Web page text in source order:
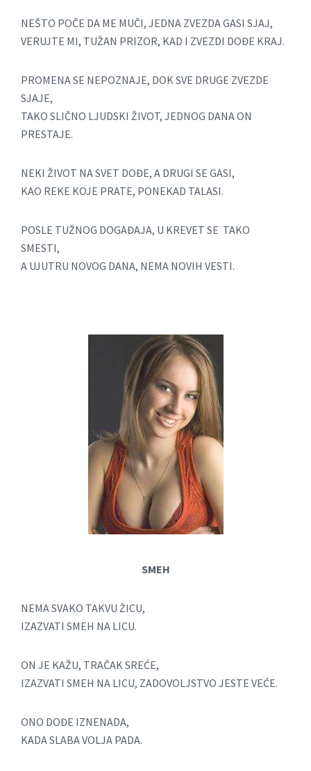
NEŠTO POČE DA ME MUČI, JEDNA ZVEZDA GASI SJAJ,
VERUJTE MI, TUŽAN PRIZOR, KAD I ZVEZDI DOĐE KRAJ.
PROMENA SE NEPOZNAJE, DOK SVE DRUGE ZVEZDE
SJAJE,
TAKO SLIČNO LJUDSKI ŽIVOT, JEDNOG DANA ON
PRESTAJE.
NEKI ŽIVOT NA SVET DOĐE, A DRUGI SE GASI,
KAO REKE KOJE PRATE, PONEKAD TALASI.
POSLE TUŽNOG DOGAĐAJA, U KREVET SE TAKO
SMESTI,
A UJUTRU NOVOG DANA, NEMA NOVIH VESTI.
SMEH
NEMA SVAKO TAKVU ŽICU,
IZAZVATI SMEH NA LICU.
ON JE KAŽU, TRAČAK SREĆE,
IZAZVATI SMEH NA LICU, ZADOVOLJSTVO JESTE VEĆE.
ONO DOĐE IZNENADA,
KADA SLABA VOLJA PADA.